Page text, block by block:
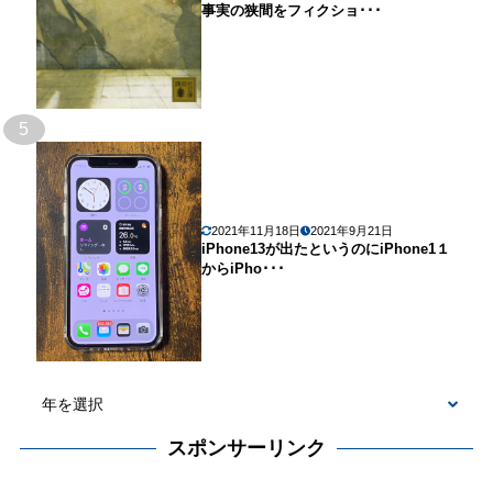
事実の狭間をフィクショ･･･
5
2021年11月18日 2021年9月21日
iPhone13が出たというのにiPhone1１
からiPho･･･
スポンサーリンク